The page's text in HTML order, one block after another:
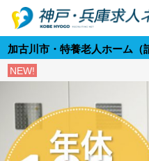
加古川市・特養老人ホーム（
NEW!